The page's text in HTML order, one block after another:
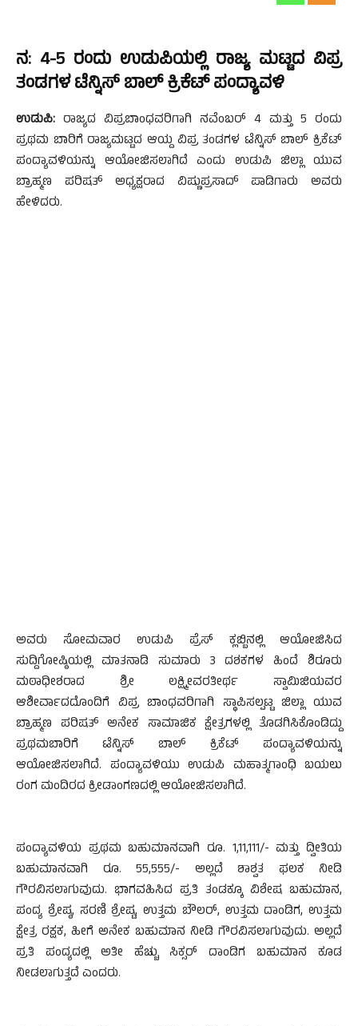
ನ: 4-5 ರಂದು ಉಡುಪಿಯಲ್ಲಿ ರಾಜ್ಯ ಮಟ್ಟದ ವಿಪ್ರ
ತಂಡಗಳ ಟೆನ್ನಿಸ್ ಬಾಲ್ ಕ್ರಿಕೆಟ್ ಪಂದ್ಯಾವಳಿ
ಉಡುಪಿ: ರಾಜ್ಯದ ವಿಪ್ರಬಾಂಧವರಿಗಾಗಿ ನವೆಂಬರ್ 4 ಮತ್ತು 5 ರಂದು
ಪ್ರಥಮ ಬಾರಿಗೆ ರಾಜ್ಯಮಟ್ಟದ ಆಯ್ದ ವಿಪ್ರ ತಂಡಗಳ ಟೆನ್ನಿಸ್ ಬಾಲ್ ಕ್ರಿಕೆಟ್
ಪಂದ್ಯಾವಳಿಯನ್ನು ಆಯೋಜಿಸಲಾಗಿದೆ ಎಂದು ಉಡುಪಿ ಜಿಲ್ಲಾ ಯುವ
ಬ್ರಾಹ್ಮಣ ಪರಿಷತ್ ಅಧ್ಯಕ್ಷರಾದ ವಿಷ್ಣುಪ್ರಸಾದ್ ಪಾಡಿಗಾರು ಅವರು
ಹೇಳಿದರು.
ಅವರು ಸೋಮವಾರ ಉಡುಪಿ ಪ್ರೆಸ್ ಕ್ಲಬ್ಬಿನಲ್ಲಿ ಆಯೋಜಿಸಿದ
ಸುದ್ದಿಗೋಷ್ಠಿಯಲ್ಲಿ ಮಾತನಾಡಿ ಸುಮಾರು 3 ದಶಕಗಳ ಹಿಂದೆ ಶಿರೂರು
ಮಠಾಧೀಶರಾದ ಶ್ರೀ ಲಕ್ಷ್ಮೀವರತೀರ್ಥ ಸ್ವಾಮಿಜಿಯವರ
ಆಶೀರ್ವಾದದೊಂದಿಗೆ ವಿಪ್ರ ಬಾಂಧವರಿಗಾಗಿ ಸ್ಥಾಪಿಸಲ್ಪಟ್ಟ ಜಿಲ್ಲಾ ಯುವ
ಬ್ರಾಹ್ಮಣ ಪರಿಷತ್ ಅನೇಕ ಸಾಮಾಜಿಕ ಕ್ಷೇತ್ರಗಳಲ್ಲಿ ತೊಡಗಿಸಿಕೊಂಡಿದ್ದು
ಪ್ರಥಮಬಾರಿಗೆ ಟೆನ್ನಿಸ್ ಬಾಲ್ ಕ್ರಿಕೆಟ್ ಪಂದ್ಯಾವಳಿಯನ್ನು
ಆಯೋಜಿಸಲಾಗಿದೆ. ಪಂದ್ಯಾವಳಿಯು ಉಡುಪಿ ಮಹಾತ್ಮಗಾಂಧಿ ಬಯಲು
ರಂಗ ಮಂದಿರದ ಕ್ರೀಡಾಂಗಣದಲ್ಲಿ ಆಯೋಜಿಸಲಾಗಿದೆ.
ಪಂದ್ಯಾವಳಿಯ ಪ್ರಥಮ ಬಹುಮಾನವಾಗಿ ರೂ. 1,11,111/- ಮತ್ತು ದ್ವೀತಿಯ
ಬಹುಮಾನವಾಗಿ ರೂ. 55,555/- ಅಲ್ಲದೆ ಶಾಶ್ವತ ಫಲಕ ನೀಡಿ
ಗೌರವಿಸಲಾಗುವುದು. ಭಾಗವಹಿಸಿದ ಪ್ರತಿ ತಂಡಕ್ಕೂ ವಿಶೇಷ ಬಹುಮಾನ,
ಪಂದ್ಯ ಶ್ರೇಷ್ಠ, ಸರಣಿ ಶ್ರೇಷ್ಟ, ಉತ್ತಮ ಬೌಲರ್, ಉತ್ತಮ ದಾಂಡಿಗ, ಉತ್ತಮ
ಕ್ಷೇತ್ರ ರಕ್ಷಕ, ಹೀಗೆ ಅನೇಕ ಬಹುಮಾನ ನೀಡಿ ಗೌರವಿಸಲಾಗುವುದು. ಅಲ್ಲದೆ
ಪ್ರತಿ ಪಂದ್ಯದಲ್ಲಿ ಅತೀ ಹೆಚ್ಚು ಸಿಕ್ಸರ್ ದಾಂಡಿಗ ಬಹುಮಾನ ಕೂಡ
ನೀಡಲಾಗುತ್ತದೆ ಎಂದರು.